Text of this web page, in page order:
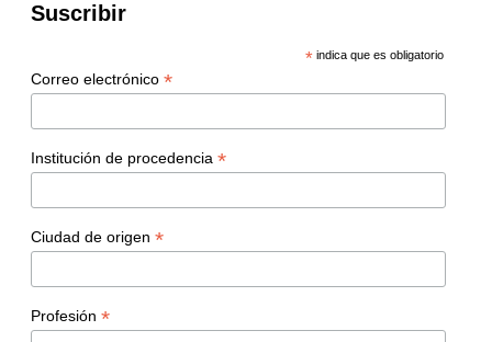
Suscribir
* indica que es obligatorio
Correo electrónico *
Institución de procedencia *
Ciudad de origen *
Profesión *